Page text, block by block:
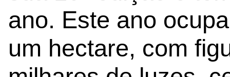
ano. Este ano
um hectare, com